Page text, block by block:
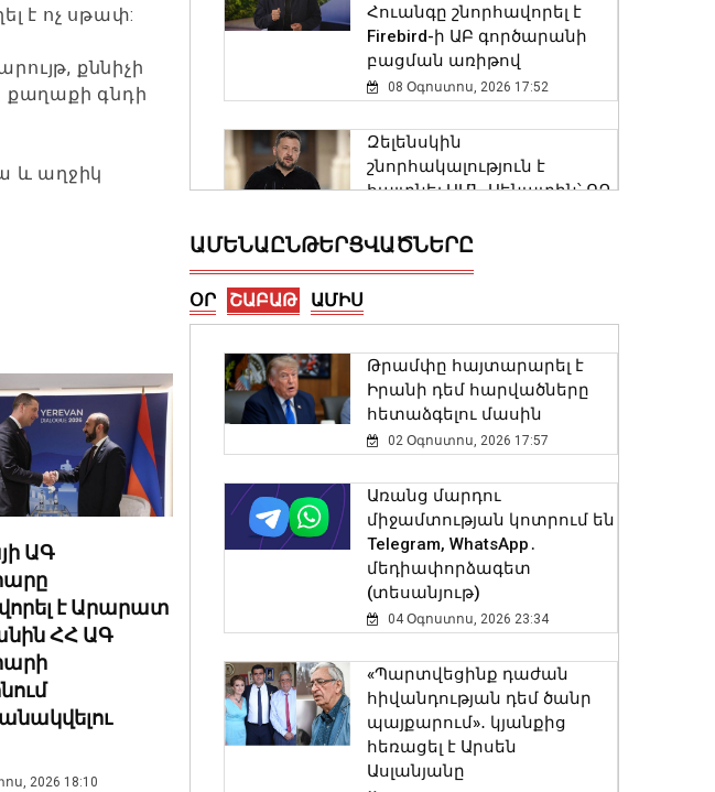
է ոչ սթափ:
քննիչի
գնդի
և աղջիկ
ԱԳ
է Արարատ
ՀՀ ԱԳ
2026 18:10
Հուանգը շնորհավորել է
Firebird-ի ԱԲ գործարանի
բացման առիթով
08 Օգոստոս, 2026 17:52
Զելենսկին
շնորհակալություն է
հայտնել ԱՄՆ Սենատին՝ ՌԴ
փաթեթին հավանություն
TRIPP նախագծի վրա, որը
ևս մեկ աստիճանով
բարձրացնելու է
Հայաստանի կշիռը
քարտեզում. վարչապետ
08 Օգոստոս, 2026 17:22
Մահացել է Լիոնել Մեսսիի
հայրը
08 Օգոստոս, 2026 17:01
ԱՄՆ Սենատը Ռուսաստանի
դեմ լայնածավալ
պատժամիջոցների
օրինագիծ է ընդունել
08 Օգոստոս, 2026 16:45
ԱՄԵՆԱԸՆԹԵՐՑՎԱԾՆԵՐԸ
ՕՐ ՇԱԲԱԹ ԱՄԻՍ
Թրամփը հայտարարել է
Իրանի դեմ հարվածները
հետաձգելու մասին
02 Օգոստոս, 2026 17:57
Առանց մարդու
միջամտության կոտրում են
Telegram, WhatsApp․
մեդիափորձագետ
(տեսանյութ)
04 Օգոստոս, 2026 23:34
«Պարտվեցինք դաժան
հիվանդության դեմ ծանր
պայքարում»․ կյանքից
հեռացել է Արսեն
Ասլանյանը